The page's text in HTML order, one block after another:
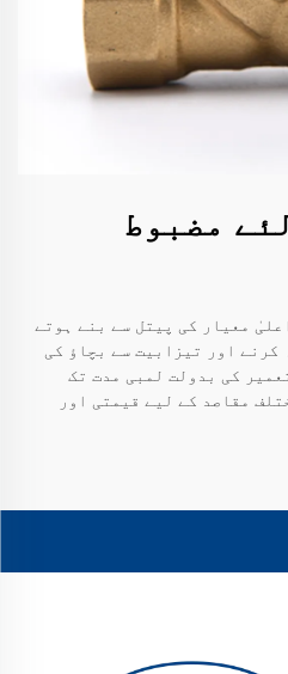
مضبوط
معیار کی پیتل سے بنے ہوتے
کرنے اور تیزابیت سے بچاؤ کی
کی بدولت لمبی مدت تک
مقاصد کے لیے قیمتی اور